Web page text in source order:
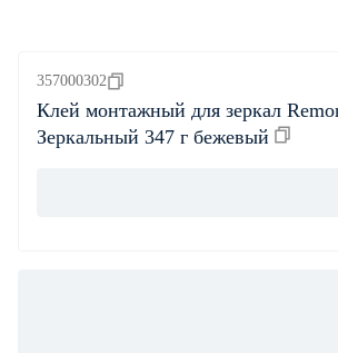
357000302
Клей монтажный для зеркал
Зеркальный 347 г бежевый